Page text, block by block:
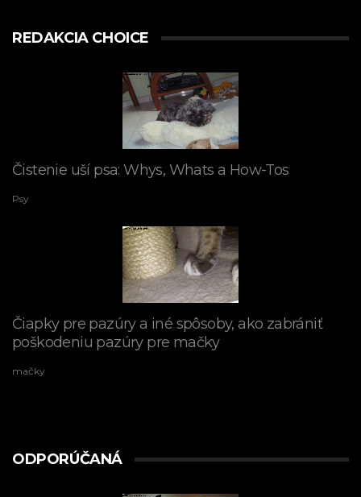
REDAKCIA CHOICE
Čistenie uší psa: Whys, Whats a How-Tos
Psy
Čiapky pre pazúry a iné spôsoby, ako zabrániť
poškodeniu pazúry pre mačky
mačky
ODPORÚČANÁ